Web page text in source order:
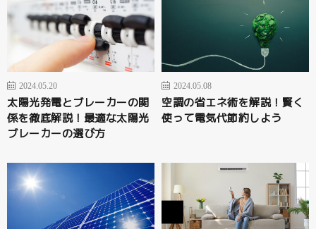
2024.05.20
太陽光発電とブレーカーの関
係を徹底解説！最適な太陽光
ブレーカーの選び方
2024.05.08
空調の省エネ術を解説！賢く
使って電気代節約しよう